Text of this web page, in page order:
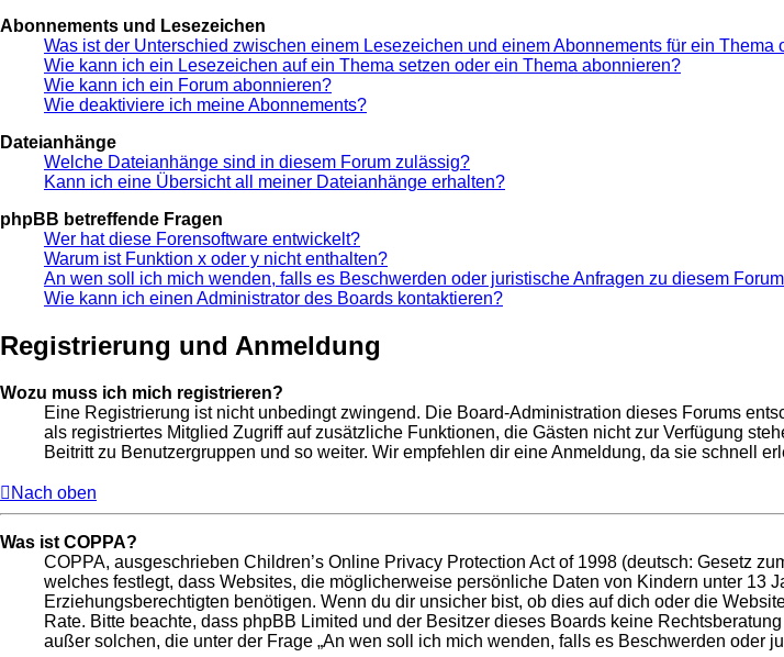
Abonnements und Lesezeichen
Was ist der Unterschied zwischen einem Lesezeichen und einem Abonnements für ein Thema
Wie kann ich ein Lesezeichen auf ein Thema setzen oder ein Thema abonnieren?
Wie kann ich ein Forum abonnieren?
Wie deaktiviere ich meine Abonnements?
Dateianhänge
Welche Dateianhänge sind in diesem Forum zulässig?
Kann ich eine Übersicht all meiner Dateianhänge erhalten?
phpBB betreffende Fragen
Wer hat diese Forensoftware entwickelt?
Warum ist Funktion x oder y nicht enthalten?
An wen soll ich mich wenden, falls es Beschwerden oder juristische Anfragen zu diesem
Wie kann ich einen Administrator des Boards kontaktieren?
Registrierung und Anmeldung
Wozu muss ich mich registrieren?
Eine Registrierung ist nicht unbedingt zwingend. Die Board-Administration dieses Forums
als registriertes Mitglied Zugriff auf zusätzliche Funktionen, die Gästen nicht zur Verfügung
Beitritt zu Benutzergruppen und so weiter. Wir empfehlen dir eine Anmeldung, da sie schnell
Nach oben
Was ist COPPA?
COPPA, ausgeschrieben Children’s Online Privacy Protection Act of 1998 (deutsch: Gesetz
welches festlegt, dass Websites, die möglicherweise persönliche Daten von Kindern unter
Erziehungsberechtigten benötigen. Wenn du dir unsicher bist, ob dies auf dich oder die
Rate. Bitte beachte, dass phpBB Limited und der Besitzer dieses Boards keine
außer solchen, die unter der Frage „An wen soll ich mich wenden, falls es Beschwerden oder